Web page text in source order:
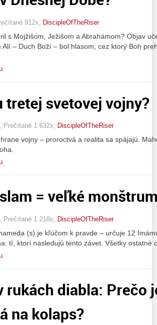
912x, DiscipleOfTheRiser
s Mojžišom, Ježišom a Abrahámom? Objav
– Duch Boží – bol hlasom, cez ktorý Boh
tretej svetovej vojny?
Prečítané 1 632x, DiscipleOfTheRiser
vojny – proroctvá a realita sa spájajú.
= veľké
Prečítané 1 218x, DiscipleOfTheRiser
(s) je kľúčom k pravde – určuje 12
tí, ktorí nasledujú tento závet. Všetky ostatné
rukách diabla: Prečo
na kolaps?